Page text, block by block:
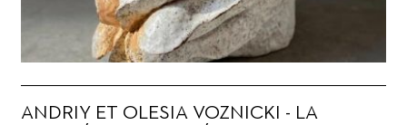
ANDRIY ET OLESIA VOZNICKI - LA